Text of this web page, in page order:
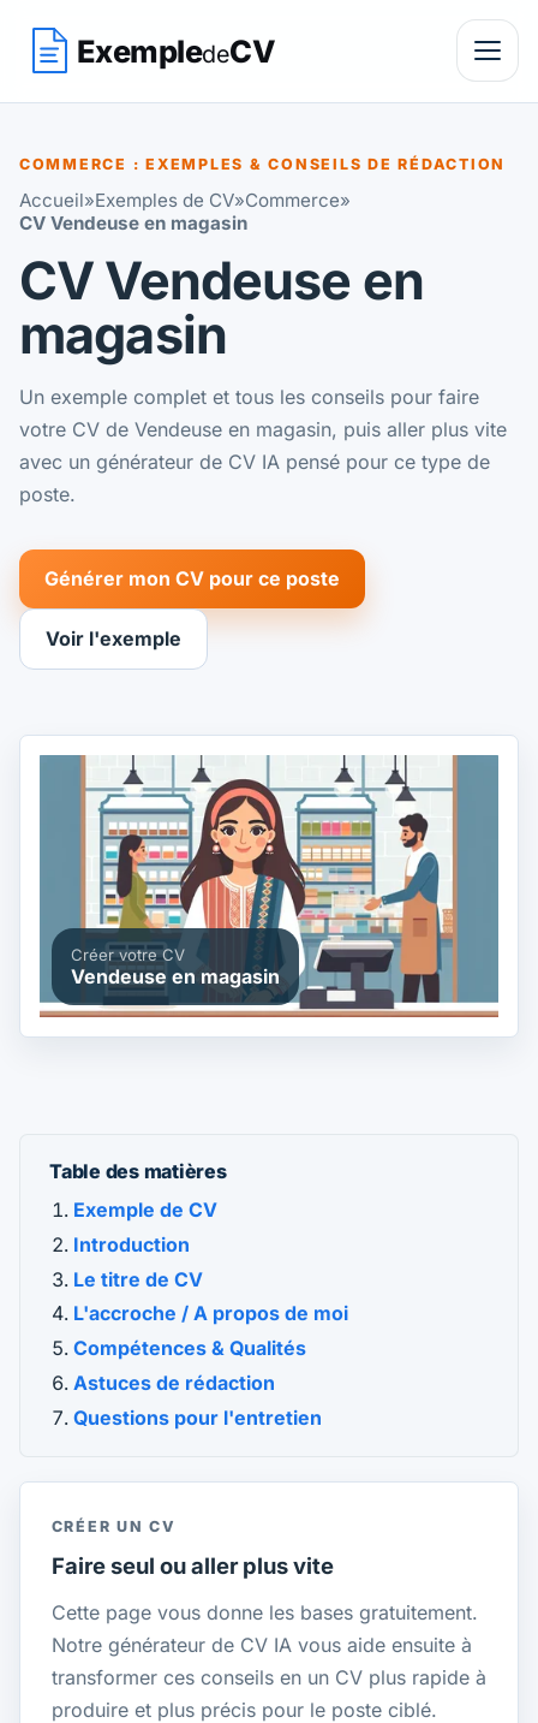
ExempledeCV
COMMERCE : EXEMPLES & CONSEILS DE RÉDACTION
Accueil»Exemples de CV»Commerce»
CV Vendeuse en magasin
CV Vendeuse en
magasin
Un exemple complet et tous les conseils pour faire
votre CV de Vendeuse en magasin, puis aller plus vite
avec un générateur de CV IA pensé pour ce type de
poste.
Générer mon CV pour ce poste
Voir l'exemple
Créer votre CV
Vendeuse en magasin
Table des matières
Exemple de CV
Introduction
Le titre de CV
L'accroche / A propos de moi
Compétences & Qualités
Astuces de rédaction
Questions pour l'entretien
CRÉER UN CV
Faire seul ou aller plus vite
Cette page vous donne les bases gratuitement.
Notre générateur de CV IA vous aide ensuite à
transformer ces conseils en un CV plus rapide à
produire et plus précis pour le poste ciblé.